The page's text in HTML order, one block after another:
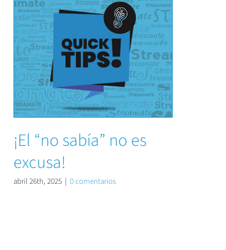
¡El “no sabía” no es
excusa!
abril 26th, 2025 | 0 comentarios